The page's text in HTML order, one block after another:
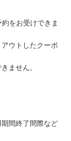
をお受けできま
ウトしたクーポ
ません。
間終了間際など